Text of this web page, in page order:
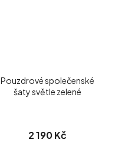
Pouzdrové společenské
šaty světle zelené
2 190 Kč